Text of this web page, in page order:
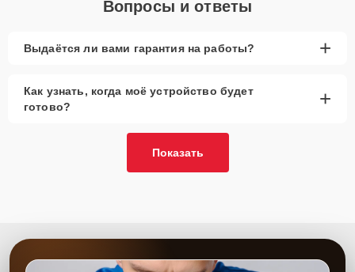
Вопросы и ответы
Выдаётся ли вами гарантия на работы? +
Как узнать, когда моё устройство будет
готово?
+
Показать